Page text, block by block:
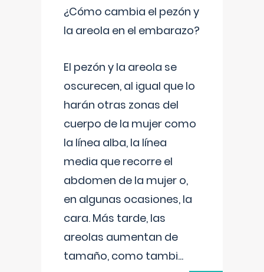
¿Cómo cambia el pezón y
la areola en el embarazo?
El pezón y la areola se
oscurecen, al igual que lo
harán otras zonas del
cuerpo de la mujer como
la línea alba, la línea
media que recorre el
abdomen de la mujer o,
en algunas ocasiones, la
cara. Más tarde, las
areolas aumentan de
tamaño, como tambi...